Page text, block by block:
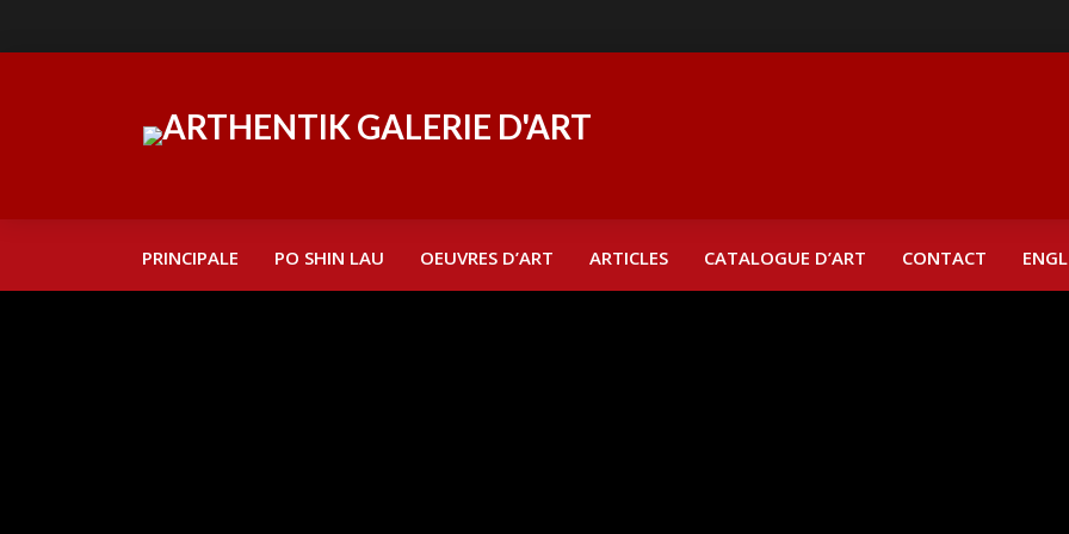
PRINCIPALE PO SHIN LAU OEUVRES D’ART ARTICLES CATALOGUE D’ART CONTACT